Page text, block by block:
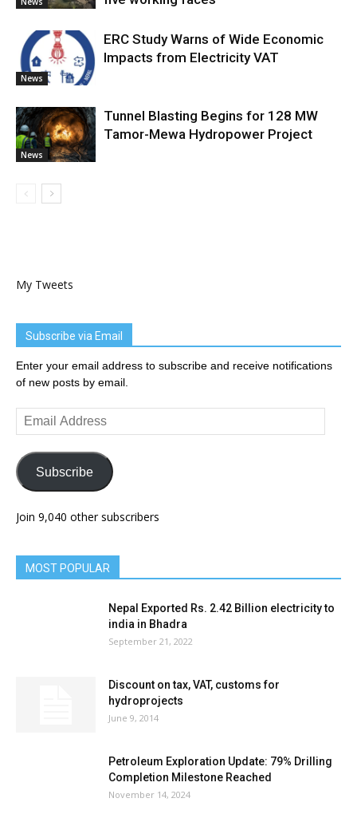
News
ERC Study Warns of Wide Economic
Impacts from Electricity VAT
News
Tunnel Blasting Begins for 128 MW
Tamor-Mewa Hydropower Project
My Tweets
Subscribe via Email
Enter your email address to subscribe and receive notifications
of new posts by email.
Email
Address
Subscribe
Join 9,040 other subscribers
MOST POPULAR
Nepal Exported Rs. 2.42 Billion electricity to
india in Bhadra
September 21, 2022
Discount on tax, VAT, customs for
hydroprojects
June 9, 2014
Petroleum Exploration Update: 79% Drilling
Completion Milestone Reached
November 14, 2024